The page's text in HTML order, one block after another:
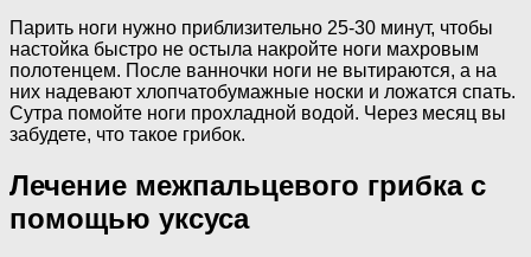
Парить ноги нужно приблизительно 25-30 минут, чтобы
настойка быстро не остыла накройте ноги махровым
полотенцем. После ванночки ноги не вытираются, а на
них надевают хлопчатобумажные носки и ложатся спать.
Сутра помойте ноги прохладной водой. Через месяц вы
забудете, что такое грибок.
Лечение межпальцевого грибка с
помощью уксуса